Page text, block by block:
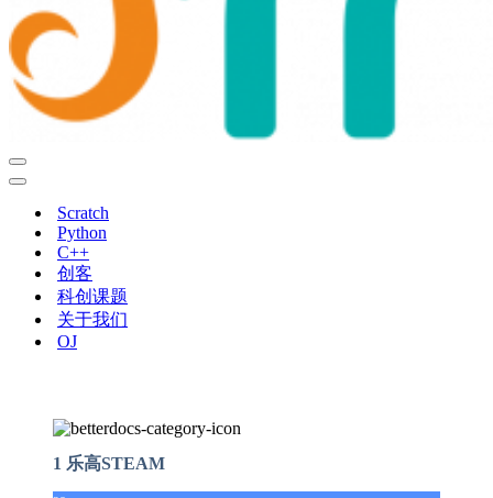
导
航
导
Scratch
Python
C++
创客
科创课题
关于我们
OJ
1 乐高STEAM